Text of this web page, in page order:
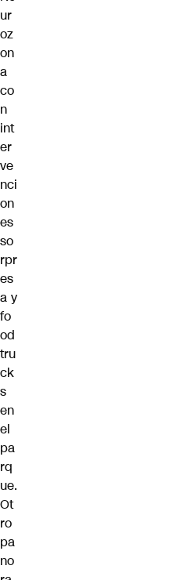
ur
oz
on
a
co
n
int
er
ve
nci
on
es
so
rpr
es
a y
fo
od
tru
ck
s
en
el
pa
rq
ue.
Ot
ro
pa
no